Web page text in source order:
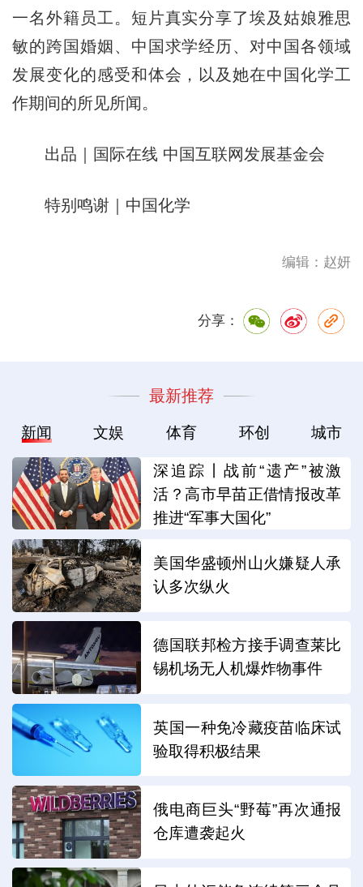
一名外籍员工。短片真实分享了埃及姑娘雅思
敏的跨国婚姻、中国求学经历、对中国各领域
发展变化的感受和体会，以及她在中国化学工
作期间的所见所闻。
出品｜国际在线 中国互联网发展基金会
特别鸣谢｜中国化学
编辑：赵妍
分享：
最新推荐
新闻 文娱 体育 环创 城市
深追踪丨战前“遗产”被激
活？高市早苗正借情报改革
推进“军事大国化”
美国华盛顿州山火嫌疑人承
认多次纵火
德国联邦检方接手调查莱比
锡机场无人机爆炸物事件
英国一种免冷藏疫苗临床试
验取得积极结果
俄电商巨头“野莓”再次通报
仓库遭袭起火